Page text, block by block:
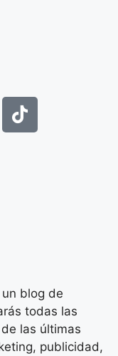
blog de
todas las
las últimas
publicidad,